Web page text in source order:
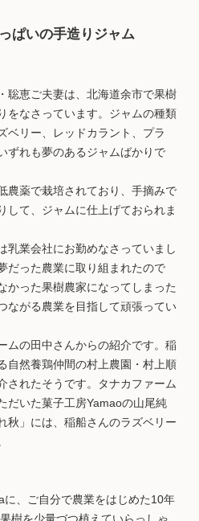
ぱいの手造りジャム
聡恵ご夫妻は、北海道余市で果樹
をなさっています。ジャムの種類
ベリー、レッドカラント、プラ
ずれも夢のあるジャムばかりで
農薬で栽培されており、手摘みで
して、ジャムに仕上げておられま
業会社にお勤めなさっていまし
だった農業に取り組まれたので
かった果樹農家になってしまった
ながる農業を目指して頑張ってい
ムの田中さんからの紹介です。稲
自然養鶏仲間の村上農園・村上順
されたそうです。タナカファーム
だいた菓子工房Yamaoの山尾純
秋」には、稲船さんのラズベリー
、ご自分で農業をはじめた10年